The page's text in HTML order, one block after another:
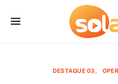
DESTAQUE 03